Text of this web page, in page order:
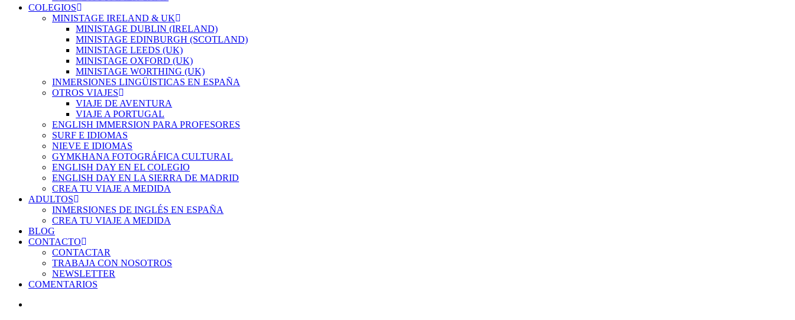
COLEGIOS
MINISTAGE IRELAND & UK
MINISTAGE DUBLIN (IRELAND)
MINISTAGE EDINBURGH (SCOTLAND)
MINISTAGE LEEDS (UK)
MINISTAGE OXFORD (UK)
MINISTAGE WORTHING (UK)
INMERSIONES LINGÜISTICAS EN ESPAÑA
OTROS VIAJES
VIAJE DE AVENTURA
VIAJE A PORTUGAL
ENGLISH IMMERSION PARA PROFESORES
SURF E IDIOMAS
NIEVE E IDIOMAS
GYMKHANA FOTOGRÁFICA CULTURAL
ENGLISH DAY EN EL COLEGIO
ENGLISH DAY EN LA SIERRA DE MADRID
CREA TU VIAJE A MEDIDA
ADULTOS
INMERSIONES DE INGLÉS EN ESPAÑA
CREA TU VIAJE A MEDIDA
BLOG
CONTACTO
CONTACTAR
TRABAJA CON NOSOTROS
NEWSLETTER
COMENTARIOS